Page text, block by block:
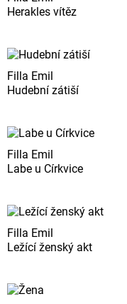
Herakles vítěz
Filla Emil
Hudební zátiší
Filla Emil
Labe u Církvice
Filla Emil
Ležící ženský akt